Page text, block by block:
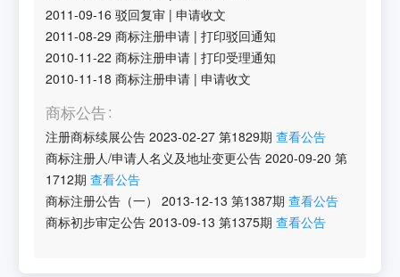
2011-09-16 驳回复审 |申请收文
2011-08-29 商标注册申请 |打印驳回通知
2010-11-22 商标注册申请 |打印受理通知
2010-11-18 商标注册申请 |申请收文
商标公告
注册商标续展公告 2023-02-27 第1829期 查看公告
商标注册人/申请人名义及地址变更公告 2020-09-20 第
1712期 查看公告
商标注册公告（一）
2013-12-13 第1387期 查看公告
商标初步审定公告 2013-09-13 第1375期 查看公告